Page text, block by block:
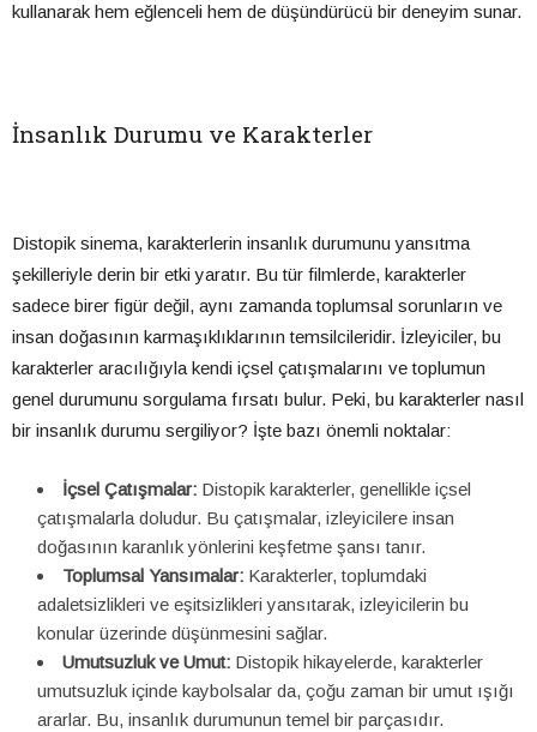
kullanarak hem eğlenceli hem de düşündürücü bir deneyim sunar.
İnsanlık Durumu ve Karakterler
Distopik sinema, karakterlerin insanlık durumunu yansıtma
şekilleriyle derin bir etki yaratır. Bu tür filmlerde, karakterler
sadece birer figür değil, aynı zamanda toplumsal sorunların ve
insan doğasının karmaşıklıklarının temsilcileridir. İzleyiciler, bu
karakterler aracılığıyla kendi içsel çatışmalarını ve toplumun
genel durumunu sorgulama fırsatı bulur. Peki, bu karakterler nasıl
bir insanlık durumu sergiliyor? İşte bazı önemli noktalar:
İçsel Çatışmalar: Distopik karakterler, genellikle içsel
çatışmalarla doludur. Bu çatışmalar, izleyicilere insan
doğasının karanlık yönlerini keşfetme şansı tanır.
Toplumsal Yansımalar: Karakterler, toplumdaki
adaletsizlikleri ve eşitsizlikleri yansıtarak, izleyicilerin bu
konular üzerinde düşünmesini sağlar.
Umutsuzluk ve Umut: Distopik hikayelerde, karakterler
umutsuzluk içinde kaybolsalar da, çoğu zaman bir umut ışığı
ararlar. Bu, insanlık durumunun temel bir parçasıdır.